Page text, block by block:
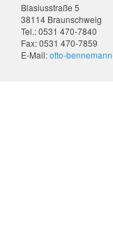
Blasiusstraße 5
38114 Braunschweig
Tel.: 0531 470-7840
Fax: 0531 470-7859
E-Mail:otto-